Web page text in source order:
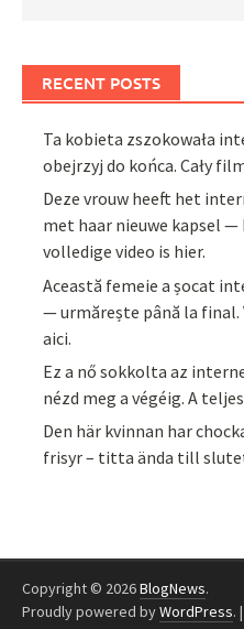
RECENT POSTS
Ta kobieta zszokowała
obejrzyj do końca. Cały
Deze vrouw heeft het
met haar nieuwe kapsel
volledige video is hier.
Această femeie a șocat
— urmărește până la
aici.
Ez a nő sokkolta az
nézd meg a végéig. A
Den här kvinnan har
frisyr – titta ända till
Copyright © 2026BlogNews.
Proudly powered byWordPress. |